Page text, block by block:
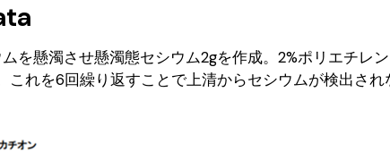
を懸濁させ懸濁態セシウム2gを作成。2%ポリエチレ
れを6回繰り返すことで上清からセシウムが検出され